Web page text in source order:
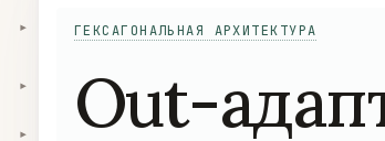
▾
▾
▾
ГЕКСАГОНАЛЬНАЯ АРХИТЕКТУРА
Out-